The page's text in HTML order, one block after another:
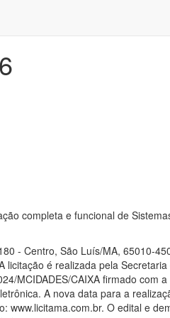
completa e funcional de
- Centro, São Luís/MA, 65010-
é realizada pela
MCIDADES/CAIXA firmado com
A nova data para a
O edital e